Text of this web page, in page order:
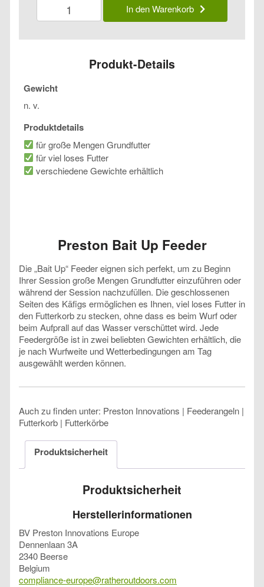
Preston Bait Up Feeder
Die „Bait Up“ Feeder eignen sich perfekt, um zu Beginn
Ihrer Session große Mengen Grundfutter einzuführen oder
während der Session nachzufüllen. Die geschlossenen
Seiten des Käfigs ermöglichen es Ihnen, viel loses Futter in
den Futterkorb zu stecken, ohne dass es beim Wurf oder
beim Aufprall auf das Wasser verschüttet wird. Jede
Feedergröße ist in zwei beliebten Gewichten erhältlich, die
je nach Wurfweite und Wetterbedingungen am Tag
ausgewählt werden können.
Auch zu finden unter: Preston Innovations | Feederangeln |
Futterkorb | Futterkörbe
Up
Feeder
In den Warenkorb
Produkt-Details
Gewicht
n. v.
Produktdetails
für große Mengen Grundfutter
für viel loses Futter
verschiedene Gewichte erhältlich
Produktsicherheit
Produktsicherheit
Herstellerinformationen
BV Preston Innovations Europe
Dennenlaan 3A
2340 Beerse
Belgium
compliance-europe@ratheroutdoors.com